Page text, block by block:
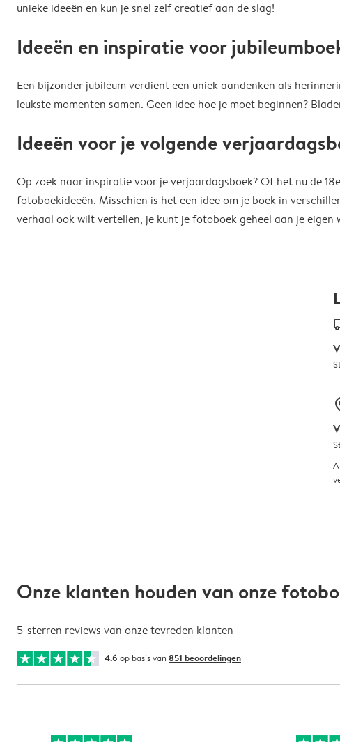
unieke ideeën en kun je snel zelf creatief aan de slag!
Ideeën en inspiratie voor
Een bijzonder jubileum verdient een uniek aandenken als
leukste momenten samen. Geen idee hoe je moet beginnen?
Ideeën voor je volgende
Op zoek naar inspiratie voor je verjaardagsboek? Of het nu de
fotoboekideeën. Misschien is het een idee om je boek in
verhaal ook wilt vertellen, je kunt je fotoboek geheel aan je
Onze klanten houden van onze
5-sterren reviews van onze tevreden klanten
4.6 op basis van 851 beoordelingen